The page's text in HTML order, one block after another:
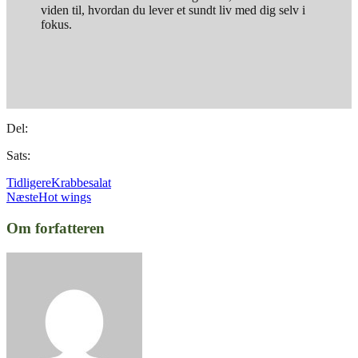
viden til, hvordan du lever et sundt liv med dig selv i
fokus.
Del:
Sats:
TidligereKrabbesalat
NæsteHot wings
Om forfatteren